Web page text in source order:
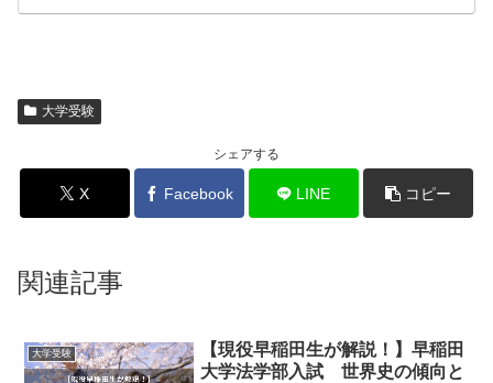
大学受験
シェアする
X Facebook LINE コピー
関連記事
大学受験
【現役早稲田生が解説！】早稲田
大学法学部入試 世界史の傾向と